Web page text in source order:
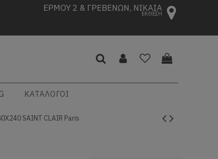
ΕΡΜΟΥ 2 & ΓΡΕΒΕΝΩΝ, ΝΙΚΑΙΑ
ΕΚΘΕΣΗ
ΚΑΤΑΛΟΓΟΙ
SAINT CLAIR Paris